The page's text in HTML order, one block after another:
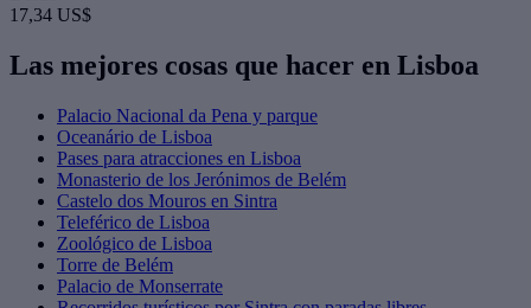
17,34 US$
Las mejores cosas que hacer en Lisboa
Palacio Nacional da Pena y parque
Oceanário de Lisboa
Pases para atracciones en Lisboa
Monasterio de los Jerónimos de Belém
Castelo dos Mouros en Sintra
Teleférico de Lisboa
Zoológico de Lisboa
Torre de Belém
Palacio de Monserrate